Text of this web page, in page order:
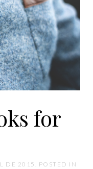
for
DE 2015 . POSTED IN